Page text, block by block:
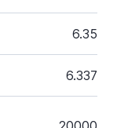
6.35
6.337